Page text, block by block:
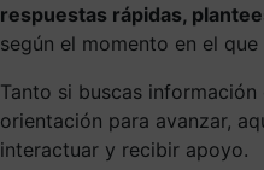
respuestas rápidas,
según el momento en el
Tanto si buscas
orientación para avanzar,
interactuar y recibir apoyo.